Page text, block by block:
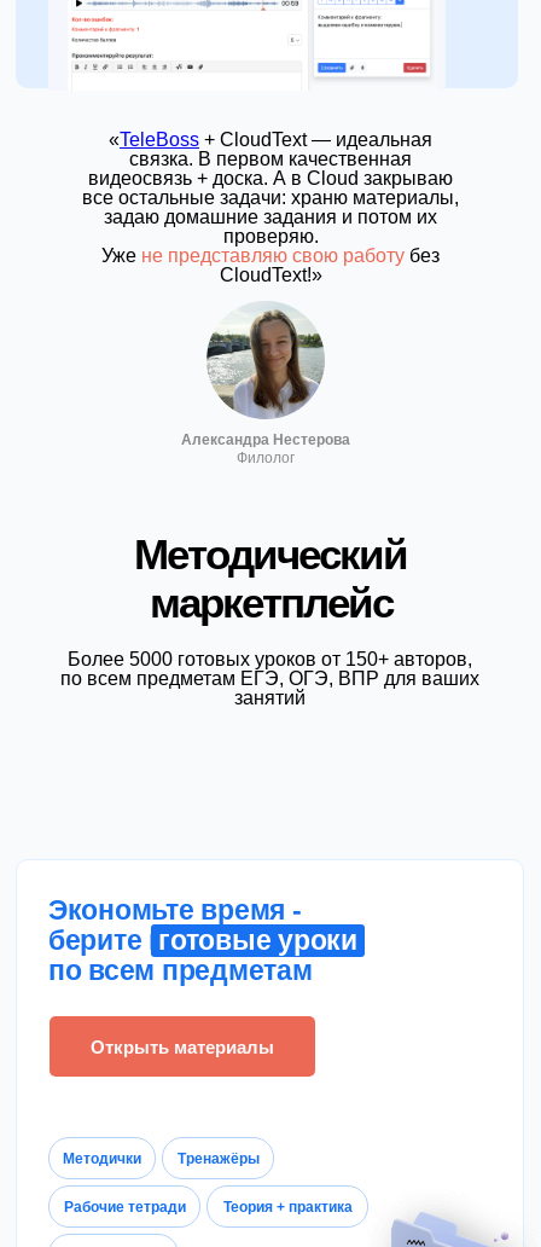
«TeleBoss + CloudText — идеальная
связка. В первом качественная
видеосвязь + доска. А в Cloud закрываю
все остальные задачи: храню материалы,
задаю домашние задания и потом их
проверяю.
Уже не представляю свою работу без
CloudText!»
Александра Нестерова
Филолог
Более 5000 готовых уроков от 150+ авторов,
по всем предметам ЕГЭ, ОГЭ, ВПР для ваших
занятий
Методический
маркетплейс
Открыть материалы
Методички Тренажёры
Рабочие тетради Теория + практика
Экономьте время -
берите готовые уроки
по всем предметам
готовые уроки